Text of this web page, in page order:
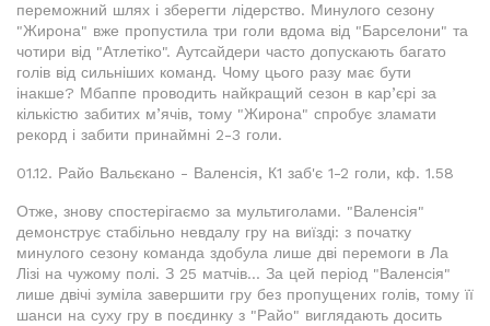
переможний шлях і зберегти лідерство. Минулого сезону
"Жирона" вже пропустила три голи вдома від "Барселони" та
чотири від "Атлетіко". Аутсайдери часто допускають багато
голів від сильніших команд. Чому цього разу має бути
інакше? Мбаппе проводить найкращий сезон в кар’єрі за
кількістю забитих м’ячів, тому "Жирона" спробує зламати
рекорд і забити принаймні 2-3 голи.
01.12. Райо Вальєкано - Валенсія, К1 заб'є 1-2 голи, кф. 1.58
Отже, знову спостерігаємо за мультиголами. "Валенсія"
демонструє стабільно невдалу гру на виїзді: з початку
минулого сезону команда здобула лише дві перемоги в Ла
Лізі на чужому полі. З 25 матчів... За цей період "Валенсія"
лише двічі зуміла завершити гру без пропущених голів, тому її
шанси на суху гру в поєдинку з "Райо" виглядають досить